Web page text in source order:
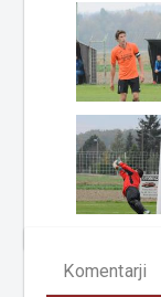
Komentarji